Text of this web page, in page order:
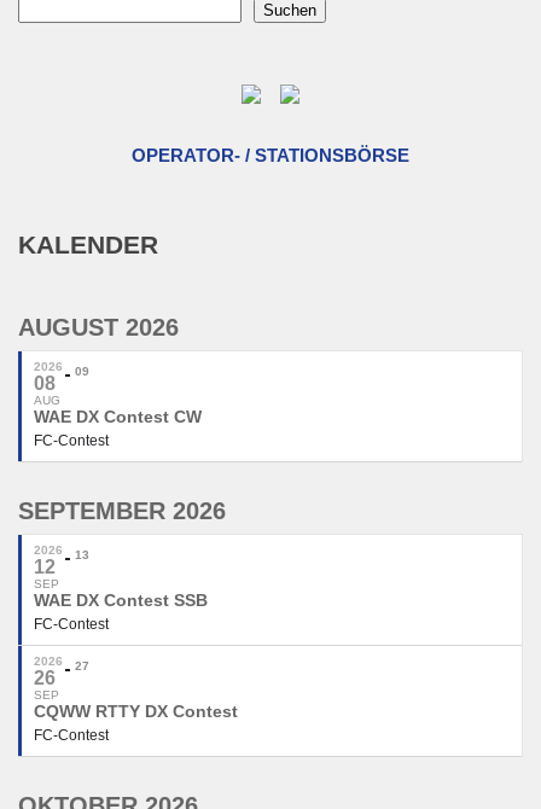
Suchen
OPERATOR- / STATIONSBÖRSE
KALENDER
AUGUST 2026
2026
08
AUG
09
WAE DX Contest CW
FC-Contest
SEPTEMBER 2026
2026
12
SEP
13
WAE DX Contest SSB
FC-Contest
2026
26
SEP
27
CQWW RTTY DX Contest
FC-Contest